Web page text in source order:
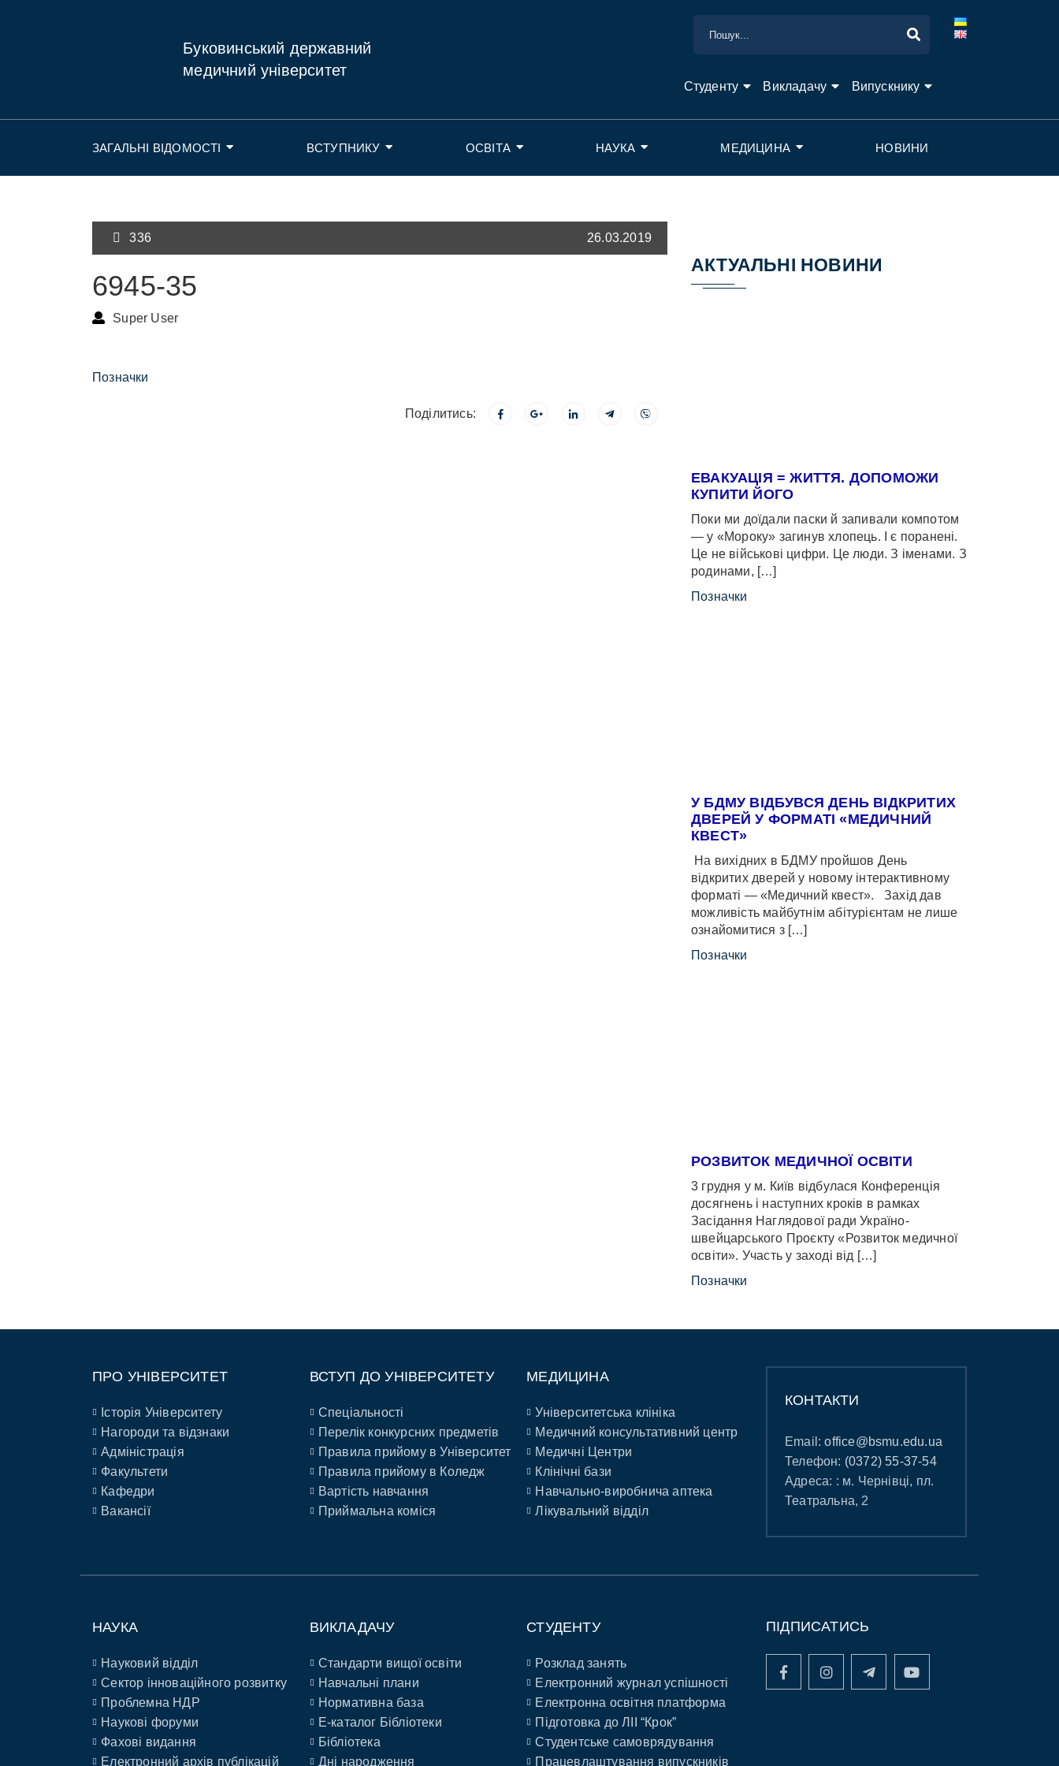
Буковинський державний
медичний університет
Студенту Викладачу Випускнику
ЗАГАЛЬНІ ВІДОМОСТІ ВСТУПНИКУ ОСВІТА НАУКА МЕДИЦИНА НОВИНИ
336 26.03.2019
6945-35
Super User
Позначки
Поділитись:
АКТУАЛЬНІ НОВИНИ
ЕВАКУАЦІЯ = ЖИТТЯ. ДОПОМОЖИ
КУПИТИ ЙОГО
Поки ми доїдали паски й запивали компотом
— у «Мороку» загинув хлопець. І є поранені.
Це не військові цифри. Це люди. З іменами. З
родинами, […]
Позначки
У БДМУ ВІДБУВСЯ ДЕНЬ ВІДКРИТИХ
ДВЕРЕЙ У ФОРМАТІ «МЕДИЧНИЙ
КВЕСТ»
На вихідних в БДМУ пройшов День
відкритих дверей у новому інтерактивному
форматі — «Медичний квест». Захід дав
можливість майбутнім абітурієнтам не лише
ознайомитися з […]
Позначки
РОЗВИТОК МЕДИЧНОЇ ОСВІТИ
3 грудня у м. Київ відбулася Конференція
досягнень і наступних кроків в рамках
Засідання Наглядової ради Україно-
швейцарського Проєкту «Розвиток медичної
освіти». Участь у заході від […]
Позначки
ПРО УНІВЕРСИТЕТ
Історія Університету
Нагороди та відзнаки
Адміністрація
Факультети
Кафедри
Вакансії
ВСТУП ДО УНІВЕРСИТЕТУ
Спеціальності
Перелік конкурсних предметів
Правила прийому в Університет
Правила прийому в Коледж
Вартість навчання
Приймальна коміся
МЕДИЦИНА
Університетська клініка
Медичний консультативний центр
Медичні Центри
Клінічні бази
Навчально-виробнича аптека
Лікувальний відділ
КОНТАКТИ
Email:office@bsmu.edu.ua
Телефон: (0372) 55-37-54
Адреса: : м. Чернівці, пл.
Театральна, 2
НАУКА
Науковий відділ
Сектор інноваційного розвитку
Проблемна НДР
Наукові форуми
Фахові видання
Електронний архів публікацій
ВИКЛАДАЧУ
Стандарти вищої освіти
Навчальні плани
Нормативна база
E-каталог Бібліотеки
Бібліотека
Дні народження
СТУДЕНТУ
Розклад занять
Електронний журнал успішності
Електронна освітня платформа
Підготовка до ЛІІ “Крок”
Студентське самоврядування
Працевлаштування випускників
ПІДПИСАТИСЬ